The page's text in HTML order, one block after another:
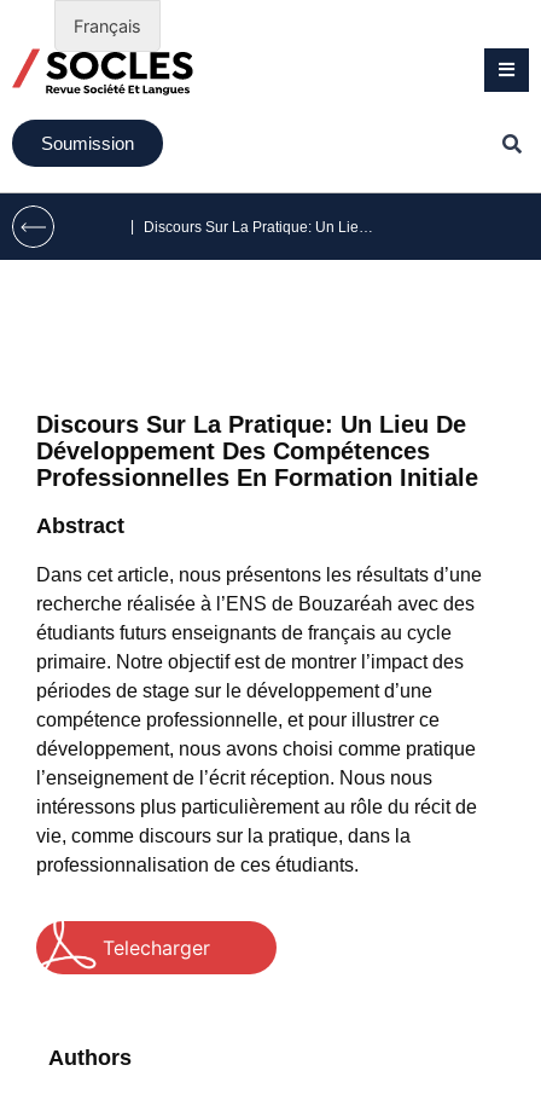
Soumission
Discours Sur La Pratique: Un Lieu De
Développement Des Compétences
Professionnelles En Formation Initiale
Abstract
Dans cet article, nous présentons les résultats d’une
recherche réalisée à l’ENS de Bouzaréah avec des
étudiants futurs enseignants de français au cycle
primaire. Notre objectif est de montrer l’impact des
périodes de stage sur le développement d’une
compétence professionnelle, et pour illustrer ce
développement, nous avons choisi comme pratique
l’enseignement de l’écrit réception. Nous nous
intéressons plus particulièrement au rôle du récit de
vie, comme discours sur la pratique, dans la
professionnalisation de ces étudiants.
Telecharger
Authors
Français